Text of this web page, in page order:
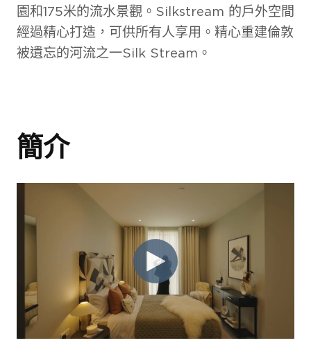
園和175米的流水景觀。Silkstream 的戶外空間
經過精心打造，可供所有人享用。精心重建倫敦
被遺忘的河流之一Silk Stream。
簡介